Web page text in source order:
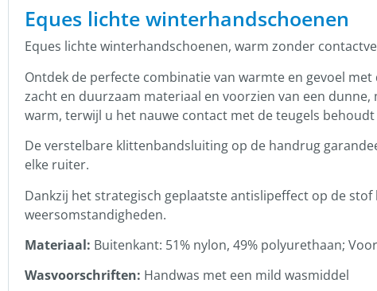
Eques lichte winterhandschoenen
Eques lichte winterhandschoenen, warm zonder
Ontdek de perfecte combinatie van warmte en gevoel
zacht en duurzaam materiaal en voorzien van een
warm, terwijl u het nauwe contact met de teugels
De verstelbare klittenbandsluiting op de handrug
elke ruiter.
Dankzij het strategisch geplaatste antislipeffect op de
weersomstandigheden.
Materiaal: Buitenkant: 51% nylon, 49% polyurethaan;
Wasvoorschriften: Handwas met een mild wasmiddel